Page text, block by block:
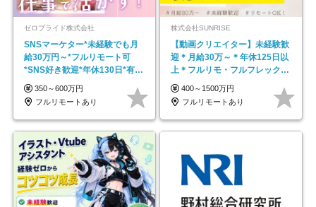
ゼロプライド株式会社
SNSマーケター*未経験でも月
給30万円～*フルリモート可
*SNS好き歓迎*年休130日*有休
取得率100%
350～600万円
フルリモートあり
株式会社SUNRISE
【動画クリエイター】未経験歓
迎＊月給30万～＊年休125日以
上＊フルリモ・フルフレックス
◆10名の採用が決定◆
400～1500万円
フルリモートあり